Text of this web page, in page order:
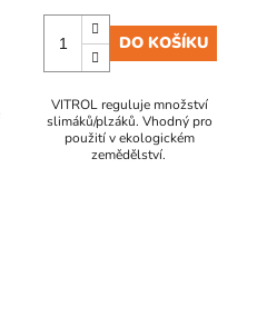
150 ml
DO KOŠÍKU
VITROL reguluje množství
slimáků/plzáků. Vhodný pro
použití v ekologickém
zemědělství.